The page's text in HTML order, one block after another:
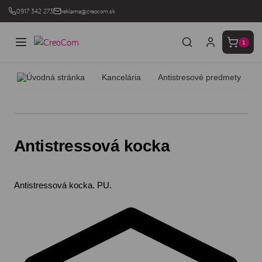
0917 342 273 reklama@creocom.sk
1
Kancelária Antistresové predmety
Antistressová kocka
Antistressová kocka. PU.